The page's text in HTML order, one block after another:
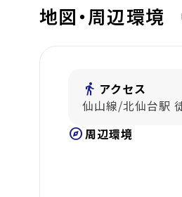
地図・周辺環境
directions_walk アクセス
仙山線/北仙台駅
explore周辺環境